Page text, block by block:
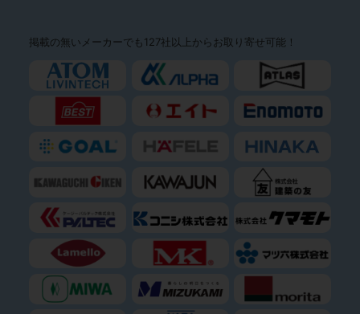
掲載の無いメーカーでも127社以上からお取り寄せ可能！